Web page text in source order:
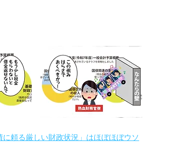
頼る厳しい財政状況」はほぼほぼウソ